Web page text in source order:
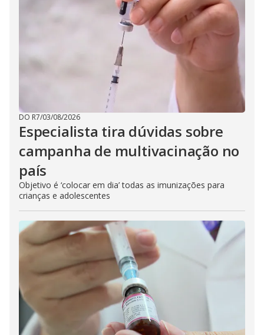
DO R7/03/08/2026
Especialista tira dúvidas sobre
campanha de multivacinação no
país
Objetivo é ‘colocar em dia’ todas as imunizações para
crianças e adolescentes